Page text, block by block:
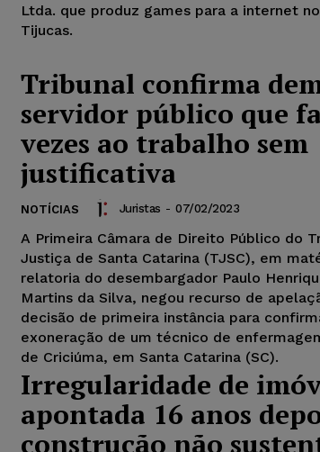
Ltda. que produz games para a internet
Tijucas.
Tribunal confirma
servidor público que
vezes ao trabalho sem
justificativa
NOTÍCIAS Juristas - 07/02/2023
A Primeira Câmara de Direito Público do
Justiça de Santa Catarina (TJSC), em
relatoria do desembargador Paulo
Martins da Silva, negou recurso de
decisão de primeira instância para
exoneração de um técnico de
de Criciúma, em Santa Catarina (SC).
Irregularidade de
apontada 16 anos
construção não